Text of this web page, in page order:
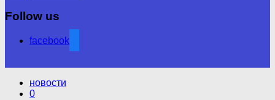
Follow us
facebook
новости
0